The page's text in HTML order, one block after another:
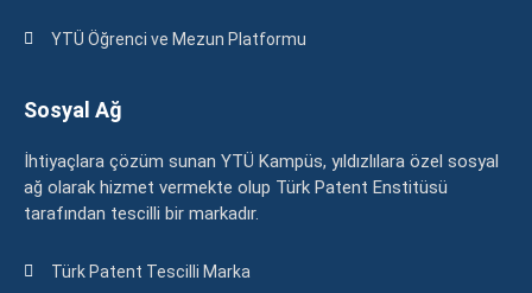
YTÜ Öğrenci ve Mezun Platformu
Sosyal Ağ
İhtiyaçlara çözüm sunan YTÜ Kampüs, yıldızlılara özel sosyal
ağ olarak hizmet vermekte olup Türk Patent Enstitüsü
tarafından tescilli bir markadır.
Türk Patent Tescilli Marka